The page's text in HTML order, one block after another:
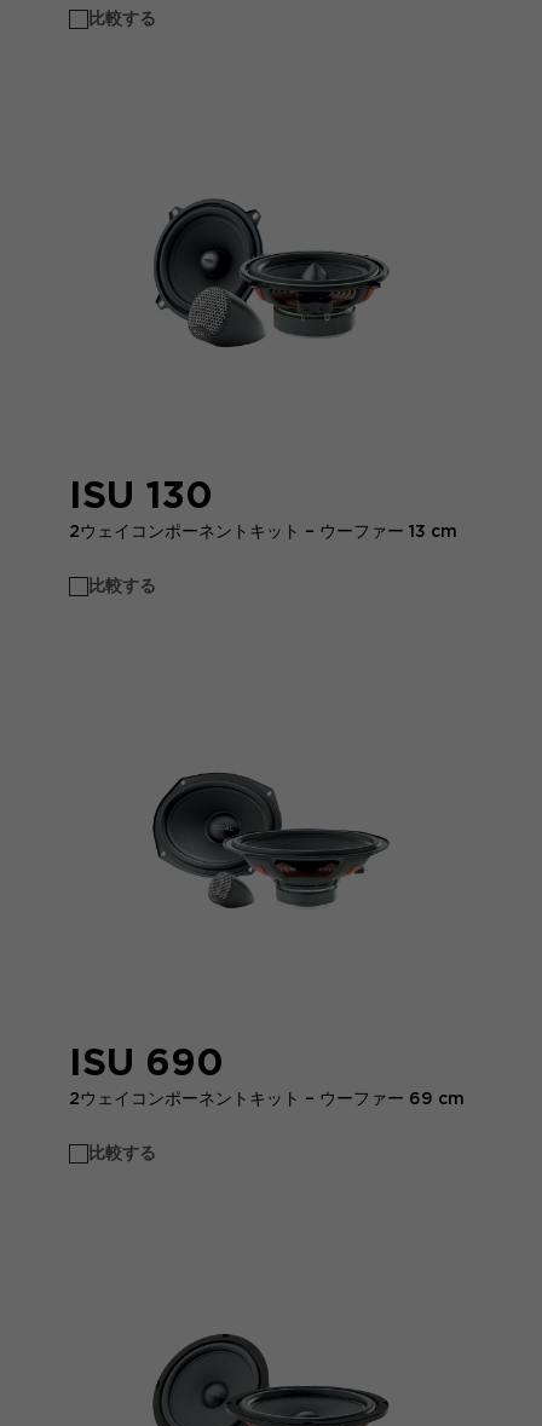
比較する
ISU 130
2ウェイコンポーネントキット – ウーファー 13 cm
比較する
ISU 690
2ウェイコンポーネントキット – ウーファー 69 cm
比較する